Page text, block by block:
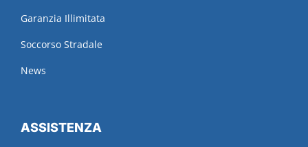
Garanzia Illimitata
Soccorso Stradale
News
ASSISTENZA